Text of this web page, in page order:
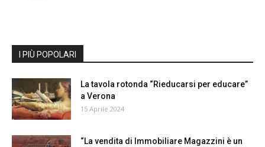
I PIÙ POPOLARI
La tavola rotonda “Rieducarsi per educare”
a Verona
15 Aprile 2024
“La vendita di Immobiliare Magazzini è un